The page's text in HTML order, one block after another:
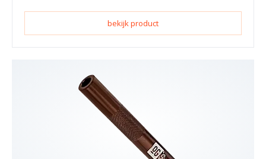
bekijk product